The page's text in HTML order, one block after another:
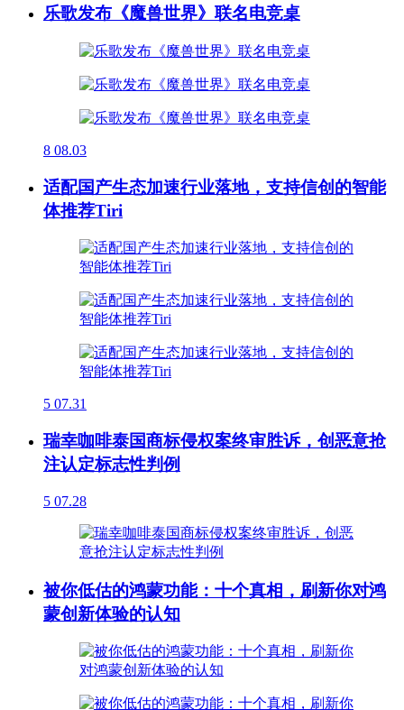
乐歌发布《魔兽世界》联名电竞桌
8 08.03
适配国产生态加速行业落地，支持信创的智能
体推荐Tiri
5 07.31
瑞幸咖啡泰国商标侵权案终审胜诉，创恶意抢
注认定标志性判例
5 07.28
被你低估的鸿蒙功能：十个真相，刷新你对鸿
蒙创新体验的认知